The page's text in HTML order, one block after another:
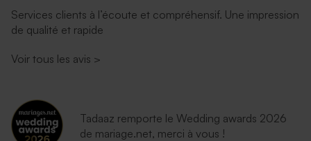
Services clients à l’écoute et compréhensif. Une impression
de qualité et rapide
Voir tous les avis >
Tadaaz remporte le Wedding awards 2026
de mariage.net, merci à vous !